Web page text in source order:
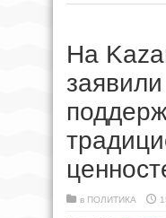
На
в ПОЛИТИКА